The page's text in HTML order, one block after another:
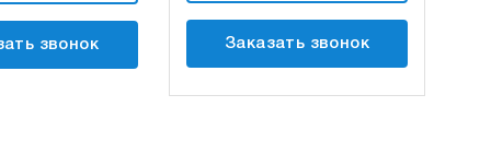
звонок Заказать звонок